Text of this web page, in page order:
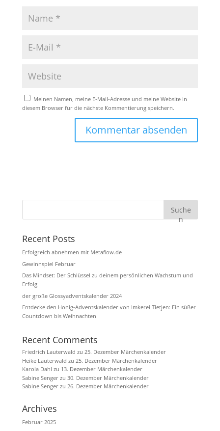
Meinen Namen, meine E-Mail-Adresse und meine Website in
diesem Browser für die nächste Kommentierung speichern.
Suche
n
Recent Posts
Erfolgreich abnehmen mit Metaflow.de
Gewinnspiel Februar
Das Mindset: Der Schlüssel zu deinem persönlichen Wachstum und
Erfolg
der große Glossyadventskalender 2024
Entdecke den Honig-Adventskalender von Imkerei Tietjen: Ein süßer
Countdown bis Weihnachten
Recent Comments
Friedrich Lauterwald zu 25. Dezember Märchenkalender
Heike Lauterwald zu 25. Dezember Märchenkalender
Karola Dahl zu 13. Dezember Märchenkalender
Sabine Sengerzu 30. Dezember Märchenkalender
Sabine Sengerzu 26. Dezember Märchenkalender
Archives
Februar 2025